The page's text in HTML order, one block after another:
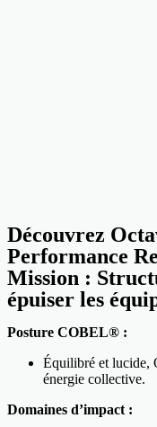
Découvrez
Performance
Mission :
épuiser les
Posture COBEL® :
Équilibré et lucide,
énergie collective.
Domaines d’impact :